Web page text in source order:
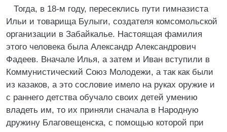
Тогда, в 18-м году, пересеклись пути гимназиста
Ильи и товарища Булыги, создателя комсомольской
организации в Забайкалье. Настоящая фамилия
этого человека была Александр Александрович
Фадеев. Вначале Илья, а затем и Иван вступили в
Коммунистический Союз Молодежи, а так как были
из казаков, а это сословие имело на руках оружие и
с раннего детства обучало своих детей умению
владеть им, то их приняли сначала в Народную
дружину Благовещенска, с помощью которой при